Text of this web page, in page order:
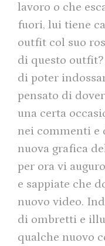
lavoro o che
fuori, lui tiene
outfit col suo
di questo
di poter
pensato di
una certa
nei commenti e
nuova grafica
per ora vi
e sappiate che
nuovo video.
di ombretti e
qualche nuovo